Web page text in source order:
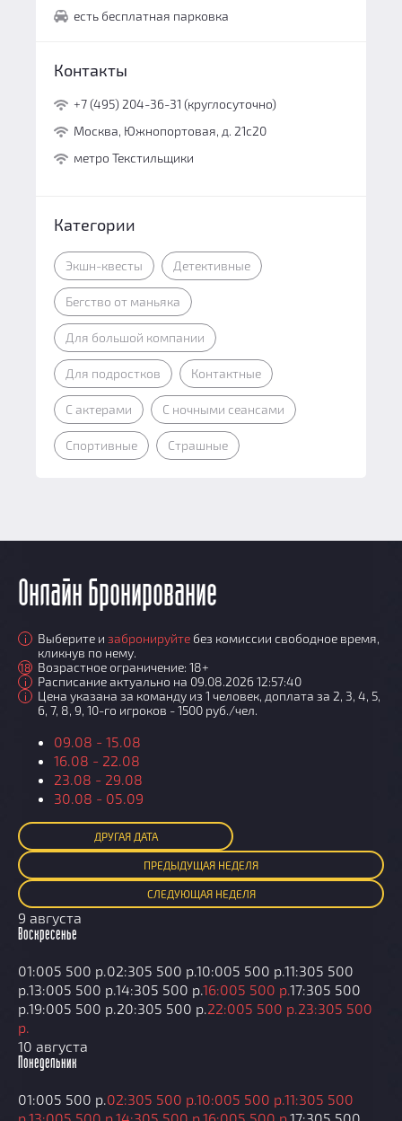
есть бесплатная парковка
Контакты
+7 (495) 204-36-31 (круглосуточно)
Москва, Южнопортовая, д. 21с20
метро Текстильщики
Категории
Экшн-квесты Детективные
Бегство от маньяка
Для большой компании
Для подростков Контактные
С актерами С ночными сеансами
Спортивные Страшные
Онлайн бронирование
i Выберите и забронируйте без комиссии свободное время,
кликнув по нему.
18 Возрастное ограничение: 18+
i Расписание актуально на 09.08.2026 12:57:40
i
Цена указана за команду из 1 человек, доплата за 2, 3, 4, 5,
6, 7, 8, 9, 10-го игроков - 1500 руб./чел.
09.08 - 15.08
16.08 - 22.08
23.08 - 29.08
30.08 - 05.09
ДРУГАЯ ДАТА
ПРЕДЫДУЩАЯ НЕДЕЛЯ
СЛЕДУЮЩАЯНЕДЕЛЯ
9 августа
Воскресенье
01:005 500 р.02:305 500 р.10:005 500 р.11:305 500
р.13:005 500 р.14:305 500 р.16:005 500 р.17:305 500
р.19:005 500 р.20:305 500 р.22:005 500 р.23:305 500
р.
10 августа
Понедельник
01:005 500 р.02:305 500 р.10:005 500 р.11:305 500